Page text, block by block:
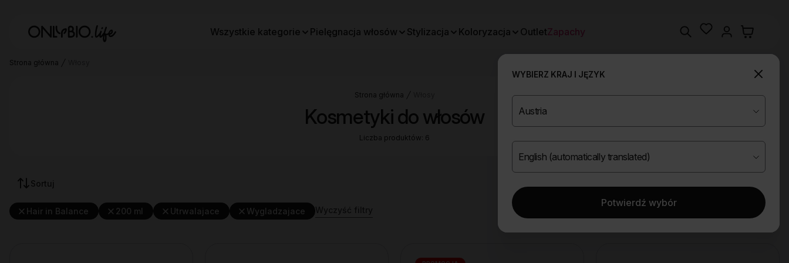
WYBIERZ KRAJ I JĘZYK
Potwierdź wybór
Wszystkie kategorie Pielęgnacja włosów Stylizacja Koloryzacja OutletZapachy SearchWishlist
Strona główna
Strona główna
Kosmetyki do włosów
Liczba produktów: 6
Sortuj
Hair in Balance 200 ml Utrwalajace Wygladzajace